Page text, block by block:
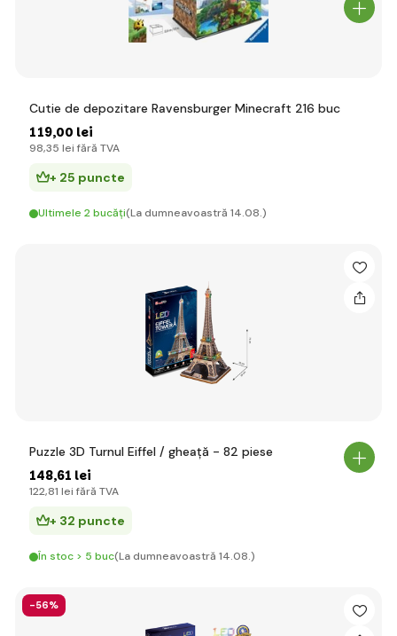
Cutie de depozitare Ravensburger Minecraft 216 buc
119,00 lei
98,35 lei fără TVA
+ 25 puncte
Ultimele 2 bucăți(La dumneavoastră 14.08.)
Puzzle 3D Turnul Eiffel / gheață - 82 piese
148,61 lei
122,81 lei fără TVA
+ 32 puncte
În stoc > 5 buc(La dumneavoastră 14.08.)
-56%